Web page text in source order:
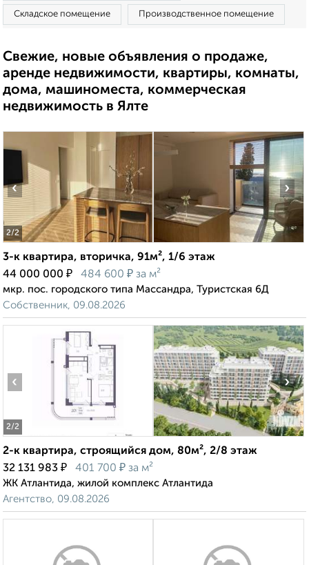
Складское помещение Производственное помещение
Свежие, новые объявления о продаже,
аренде недвижимости, квартиры, комнаты,
дома, машиноместа, коммерческая
недвижимость в Ялте
2/2
‹ ›
3-к квартира, вторичка, 91м², 1/6 этаж
44 000 000 ₽ 484 600 ₽ за м²
мкр. пос. городского типа Массандра, Туристская 6Д
Собственник, 09.08.2026
2/2
‹ ›
2-к квартира, строящийся дом, 80м², 2/8 этаж
32 131 983 ₽ 401 700 ₽ за м²
ЖК Атлантида, жилой комплекс Атлантида
Агентство, 09.08.2026